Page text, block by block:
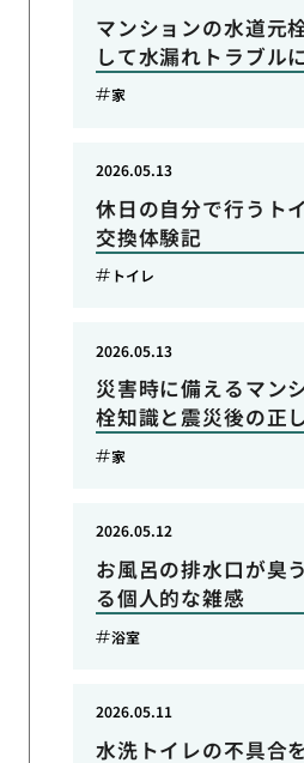
マンションの水道元
して水漏れトラブル
家
休日の自分で行うト
交換体験記
2026.05.13
トイレ
災害時に備えるマン
栓知識と震災後の正
2026.05.13
家
お風呂の排水口が臭
る個人的な雑感
2026.05.12
浴室
水洗トイレの不具合
2026.05.11